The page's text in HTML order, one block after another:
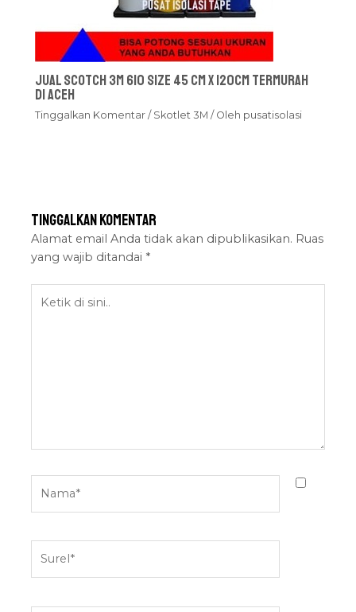
Jual Scotch 3M 610 Size 45 cm x 120cm Termurah
Di Aceh
Tinggalkan Komentar / Skotlet 3M / Oleh pusatisolasi
Tinggalkan Komentar
Alamat email Anda tidak akan dipublikasikan. Ruas
yang wajib ditandai *